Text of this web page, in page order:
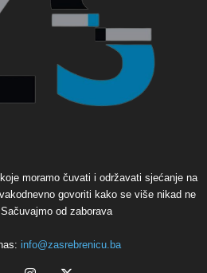
moramo čuvati i održavati sjećanje na
govoriti kako se više nikad ne
od zaborava
info@zasrebrenicu.ba